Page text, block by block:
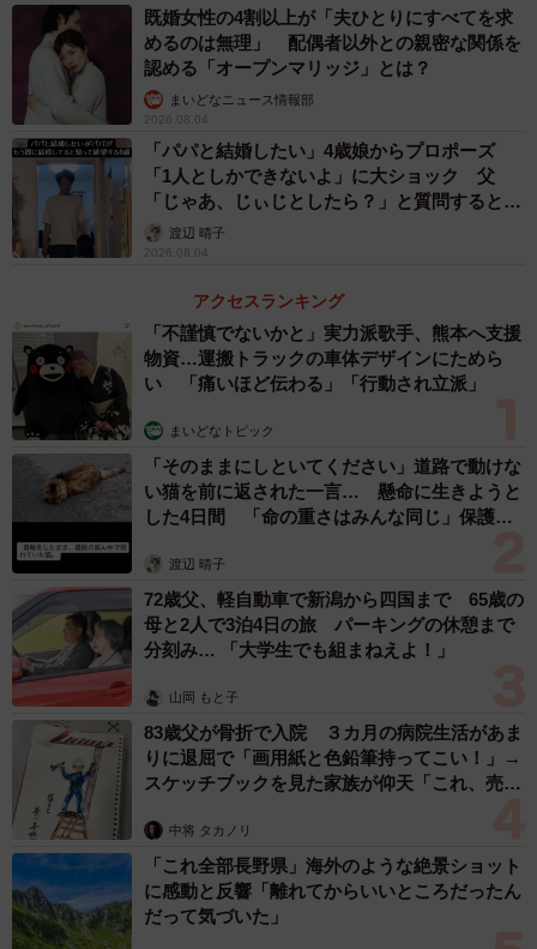
『意外な組み合わせ！』と言われていました」と、ひかり
さんは当時を振り返ります。
そんな2人の思い出を、夫はどれだけ覚えているのでしょう
か。クイズは全4問です。
1問目の"初めて出会った場所は？"という問題でよしゆきさ
んは「高校の教室！1年C組！」と答え、クラスまで具体的
に覚えているという順調な滑り出し。
既婚女性の4割以上が「夫ひとりにすべてを求
めるのは無理」 配偶者以外との親密な関係を
認める「オープンマリッジ」とは？
まいどなニュース情報部
2026.08.04
「パパと結婚したい」4歳娘からプロポーズ
「1人としかできないよ」に大ショック 父
「じゃあ、じぃじとしたら？」と質問すると…
渡辺 晴子
2026.08.04
アクセスランキング
「不謹慎でないかと」実力派歌手、熊本へ支援
物資…運搬トラックの車体デザインにためら
い 「痛いほど伝わる」「行動され立派」
まいどなトピック
「そのままにしといてください」道路で動けな
い猫を前に返された一言… 懸命に生きようと
した4日間 「命の重さはみんな同じ」保護団
渡辺 晴子
72歳父、軽自動車で新潟から四国まで 65歳の
母と2人で3泊4日の旅 パーキングの休憩まで
分刻み… 「大学生でも組まねえよ！」
山岡 もと子
83歳父が骨折で入院 ３カ月の病院生活があま
りに退屈で「画用紙と色鉛筆持ってこい！」→
スケッチブックを見た家族が仰天「これ、売れ
中将 タカノリ
「これ全部長野県」海外のような絶景ショット
に感動と反響「離れてからいいところだったん
だって気づいた」